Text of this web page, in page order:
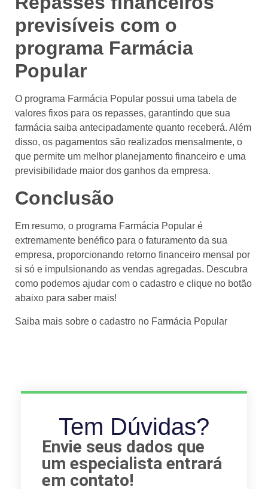
previsíveis com o
programa Farmácia
Popular
O programa Farmácia Popular possui uma tabela de
valores fixos para os repasses, garantindo que sua
farmácia saiba antecipadamente quanto receberá. Além
disso, os pagamentos são realizados mensalmente, o
que permite um melhor planejamento financeiro e uma
previsibilidade maior dos ganhos da empresa.
Conclusão
Em resumo, o programa Farmácia Popular é
extremamente benéfico para o faturamento da sua
empresa, proporcionando retorno financeiro mensal por
si só e impulsionando as vendas agregadas. Descubra
como podemos ajudar com o cadastro e clique no botão
abaixo para saber mais!
Saiba mais sobre o cadastro no Farmácia Popular
Tem Dúvidas?
Envie seus dados que
um especialista entrará
em contato!